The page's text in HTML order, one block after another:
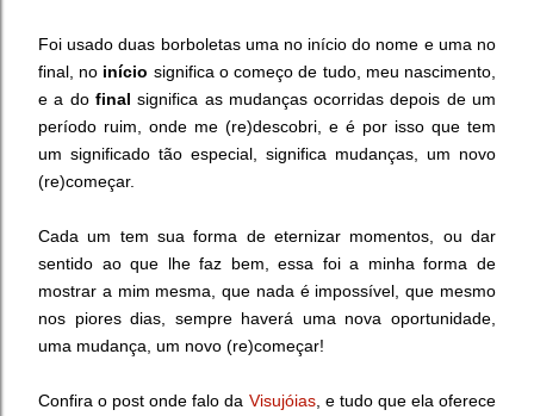
Foi usado duas borboletas uma no início do nome e uma no
final, no início significa o começo de tudo, meu nascimento,
e a do final significa as mudanças ocorridas depois de um
período ruim, onde me (re)descobri, e é por isso que tem
um significado tão especial, significa mudanças, um novo
(re)começar.
Cada um tem sua forma de eternizar momentos, ou dar
sentido ao que lhe faz bem, essa foi a minha forma de
mostrar a mim mesma, que nada é impossível, que mesmo
nos piores dias, sempre haverá uma nova oportunidade,
uma mudança, um novo (re)começar!
Confira o post onde falo da Visujóias, e tudo que ela oferece